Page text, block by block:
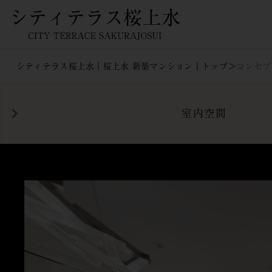
ラス桜上水｜世田谷区のマンション
シティテラス桜上水｜桜上水 新築マンション｜トップ コンセ
室内空間